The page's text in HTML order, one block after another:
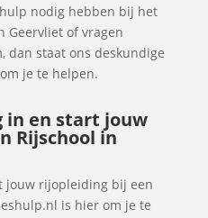
nodig hebben bij het
Geervliet of vragen
dan staat ons deskundige
je te helpen.
in en start jouw
Rijschool in
jouw rijopleiding bij een
is hier om je te